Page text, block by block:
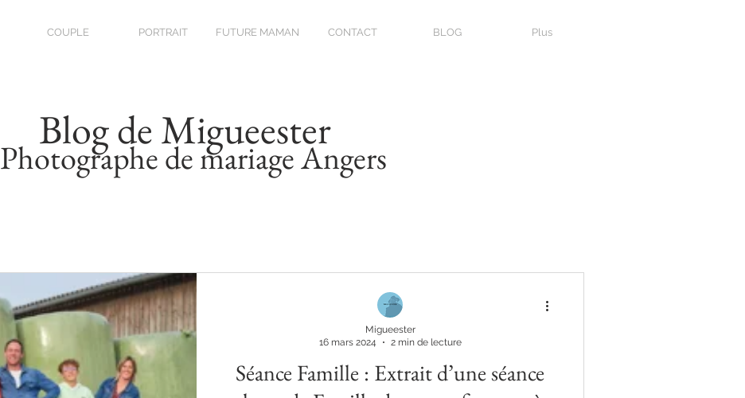
COUPLE PORTRAIT FUTURE MAMAN CONTACT BLOG Plus
Blog de Migueester
Photographe de mariage Angers
Séance Famille : Extrait d’une séance
Migueester
16 mars 2024
2 min de lecture